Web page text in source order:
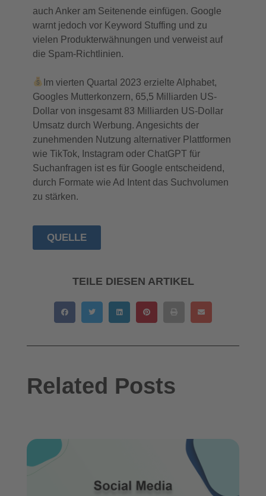
auch Anker am Seitenende einfügen. Google
warnt jedoch vor Keyword Stuffing und zu
vielen Produkterwähnungen und verweist auf
die Spam-Richtlinien.
Im vierten Quartal 2023 erzielte Alphabet,
Googles Mutterkonzern, 65,5 Milliarden US-
Dollar von insgesamt 83 Milliarden US-Dollar
Umsatz durch Werbung. Angesichts der
zunehmenden Nutzung alternativer Plattformen
wie TikTok, Instagram oder ChatGPT für
Suchanfragen ist es für Google entscheidend,
durch Formate wie Ad Intent das Suchvolumen
zu stärken.
QUELLE
TEILE DIESEN ARTIKEL
Related Posts